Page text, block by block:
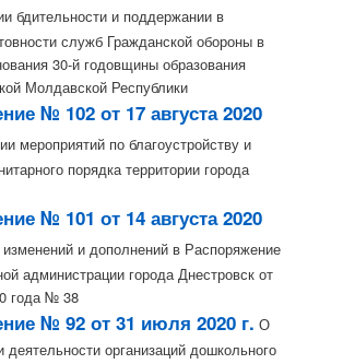
бдительности и поддержании в
служб Гражданской обороны в
30-й годовщины образования
Молдавской Республики
№ 102 от 17 августа 2020
мероприятий по благоустройству и
порядка территории города
№ 101 от 14 августа 2020
и дополнений в Распоряжение
администрации города Днестровск от
года № 38
№ 92 от 31 июля 2020 г. О
деятельности организаций дошкольного